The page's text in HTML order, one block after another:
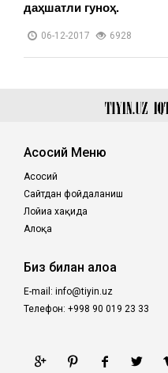
даҳшатли гуноҳ.
06-12-2017 6928
Асосий Меню
Асосий
Сайтдан фойдаланиш
Лойиҳа хақида
Алоқа
Биз билан алоқа
E-mail: info@tiyin.uz
Телефон: +998 90 019 23 33